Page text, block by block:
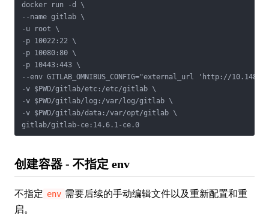
docker run -d \
--name gitlab \
-u root \
-p 10022:22 \
-p 10080:80 \
-p 10443:443 \
--env GITLAB_OMNIBUS_CONFIG="external_url 'http://
-v $PWD/gitlab/etc:/etc/gitlab \
-v $PWD/gitlab/log:/var/log/gitlab \
-v $PWD/gitlab/data:/var/opt/gitlab \
gitlab/gitlab-ce:14.6.1-ce.0
创建容器 - 不指定 env
不指定 env 需要后续的手动编辑文件以及重新配置和重
启。